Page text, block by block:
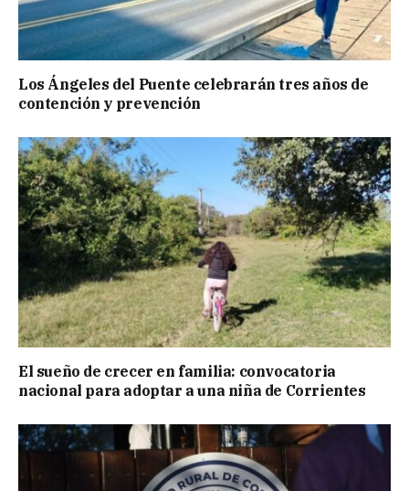
Los Ángeles del Puente celebrarán tres años de
contención y prevención
El sueño de crecer en familia: convocatoria
nacional para adoptar a una niña de Corrientes